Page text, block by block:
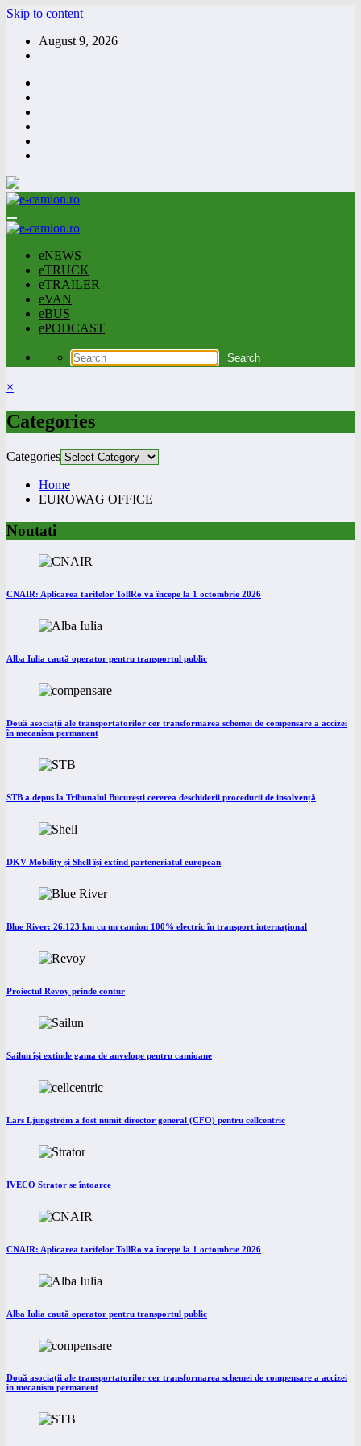
Skip to content
August 9, 2026
eNEWS
eTRUCK
eTRAILER
eVAN
eBUS
ePODCAST
×
Categories
Categories
Home
EUROWAG OFFICE
Noutati
CNAIR: Aplicarea tarifelor TollRo va începe la 1 octombrie 2026
Alba Iulia caută operator pentru transportul public
Două asociații ale transportatorilor cer transformarea schemei de compensare a accizei
în mecanism permanent
STB a depus la Tribunalul București cererea deschiderii procedurii de insolvență
DKV Mobility și Shell își extind parteneriatul european
Blue River: 26.123 km cu un camion 100% electric în transport internațional
Proiectul Revoy prinde contur
Sailun își extinde gama de anvelope pentru camioane
Lars Ljungström a fost numit director general (CFO) pentru cellcentric
IVECO Strator se întoarce
CNAIR: Aplicarea tarifelor TollRo va începe la 1 octombrie 2026
Alba Iulia caută operator pentru transportul public
Două asociații ale transportatorilor cer transformarea schemei de compensare a accizei
în mecanism permanent